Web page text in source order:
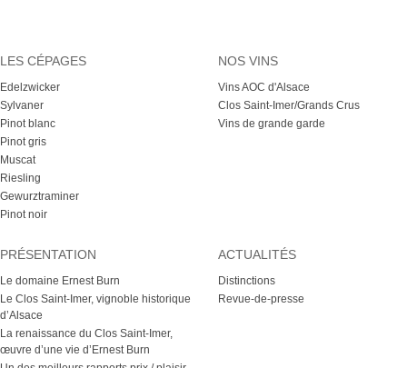
LES CÉPAGES
Edelzwicker
Sylvaner
Pinot blanc
Pinot gris
Muscat
Riesling
Gewurztraminer
Pinot noir
NOS VINS
Vins AOC d'Alsace
Clos Saint-Imer/Grands Crus
Vins de grande garde
PRÉSENTATION
Le domaine Ernest Burn
Le Clos Saint-Imer, vignoble historique
d’Alsace
La renaissance du Clos Saint-Imer,
œuvre d’une vie d’Ernest Burn
ACTUALITÉS
Distinctions
Revue-de-presse